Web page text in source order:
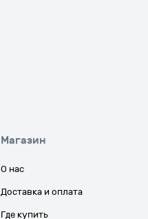
Магазин
О нас
Доставка и оплата
Где купить